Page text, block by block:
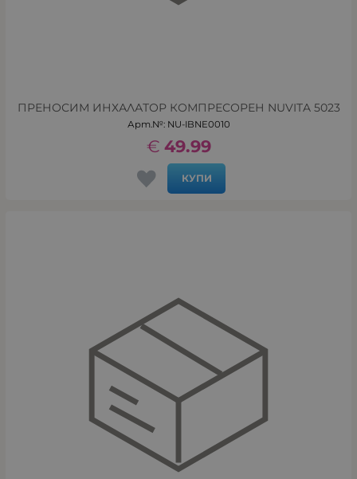
ПРЕНОСИМ ИНХАЛАТОР КОМПРЕСОРЕН NUVITA 5023
Арт.№: NU-IBNE0010
49.99
€
КУПИ